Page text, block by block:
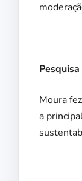
Pesquisa
Moura
a